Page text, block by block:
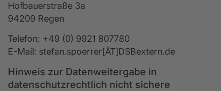
Hofbauerstraße 3a
94209 Regen
Telefon: +49 (0) 9921 807780
E-Mail: stefan.spoerrer[ÄT]DSBextern.de
Hinweis zur Datenweitergabe in
datenschutzrechtlich nicht sichere